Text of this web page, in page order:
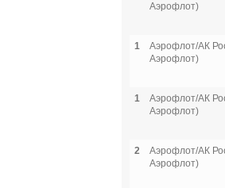
Аэрофлот)
1
Аэрофлот/АК
Аэрофлот)
1
Аэрофлот/АК
Аэрофлот)
2
Аэрофлот/АК
Аэрофлот)